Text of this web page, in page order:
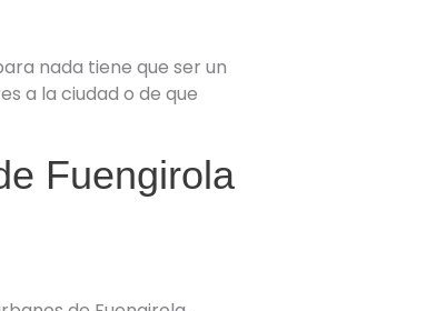
nada tiene que ser un
a la ciudad o de que
Fuengirola